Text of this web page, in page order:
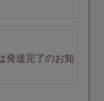
ン・白は加工工
適です。
発送完了のお知